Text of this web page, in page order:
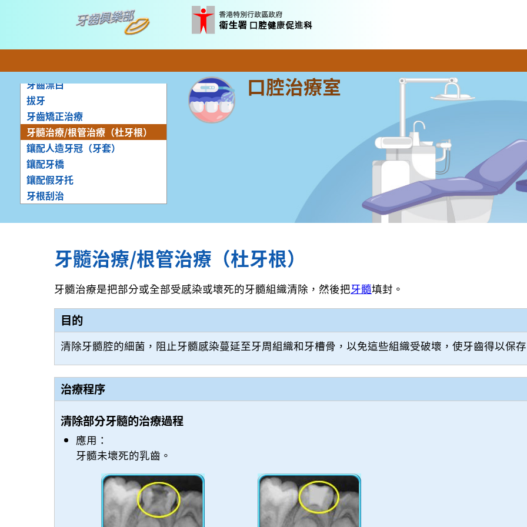
口腔治療室
貼面修復
洗牙
牙齒漂白
拔牙
牙齒矯正治療
牙髓治療/根管治療（杜牙根）
鑲配人造牙冠（牙套）
鑲配牙橋
鑲配假牙托
牙根刮治
牙髓治療/根管治療（杜牙根）
牙髓治療是把部分或全部受感染或壞死的牙髓組織清除，然後把牙髓填封。
目的
清除牙髓腔的細菌，阻止牙髓感染蔓延至牙周組織和牙槽骨，以免這些組織受破壞，使牙齒得以保
治療程序
清除部分牙髓的治療過程
應用：
牙髓未壞死的乳齒。